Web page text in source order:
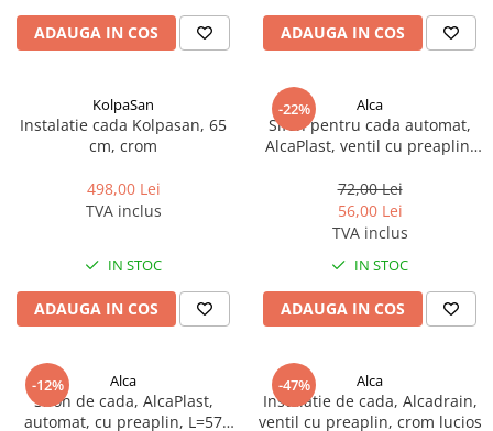
ADAUGA IN COS ADAUGA IN COS
KolpaSan
Instalatie cada Kolpasan, 65
cm, crom
498,00 Lei
TVA inclus
IN STOC
ADAUGA IN COS
-22% Alca
Sifon pentru cada automat,
AlcaPlast, ventil cu preaplin,
72,00 Lei
56,00 Lei
TVA inclus
IN STOC
ADAUGA IN COS
-12% Alca
Sifon de cada, AlcaPlast,
automat, cu preaplin, L=57
-47% Alca
Instalatie de cada, Alcadrain,
ventil cu preaplin, crom lucios